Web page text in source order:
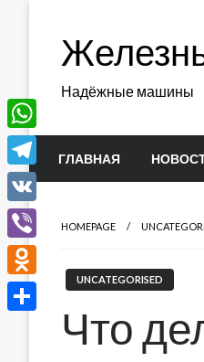
содержимому
Надёжные машины
ГЛАВНАЯ
HOMEPAGE
UNCATEGORISED
Что
WhatsApp
Telegram
VK
Viber
Odnoklassniki
Отправить